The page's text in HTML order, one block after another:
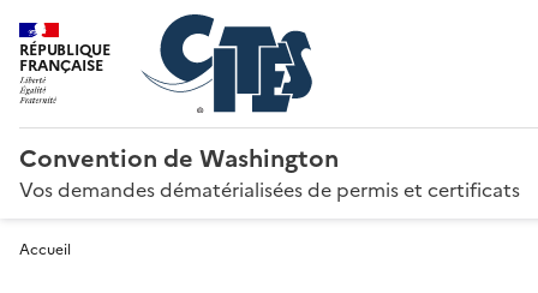
RÉPUBLIQUE
FRANÇAISE
Convention de Washington
Vos demandes dématérialisées de permis et certificats
Accueil